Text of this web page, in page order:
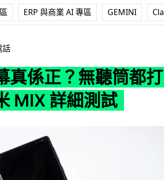
ERP 與商業 AI 專區 GEMINI
話
真係正？無聽筒都
MIX 詳細測試